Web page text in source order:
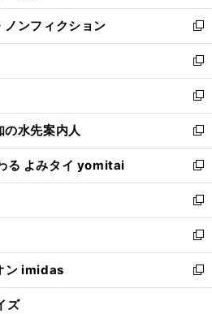
開
く
ウ
で
開
く
ン
ド
ウ
で
開
く
ウ
ィ
ン
ド
ウ
で
開
く
ンフィクション
新
し
い
ウ
ィ
ン
ド
ウ
で
開
く
新
し
い
ウ
ィ
ン
ド
ウ
で
開
く
新
し
い
ウ
ィ
ン
ド
ウ
で
開
く
水先案内人
新
し
い
ウ
ィ
ン
ド
ウ
で
開
る よみタイ yomitai
新
し
い
ウ
ィ
ン
ド
ウ
新
し
い
ウ
ィ
ン
新
し
い
ウ
ン imidas
新
し
ズ